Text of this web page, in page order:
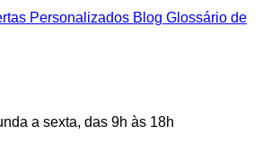
Personalizados Blog Glossário de
a sexta, das 9h às 18h